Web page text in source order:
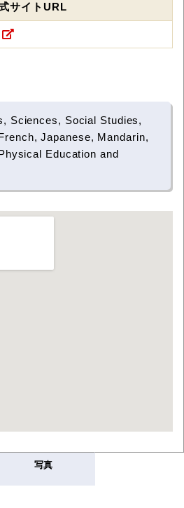
サイトURL
Sciences, Social Studies,
Japanese, Mandarin,
Education and
写真